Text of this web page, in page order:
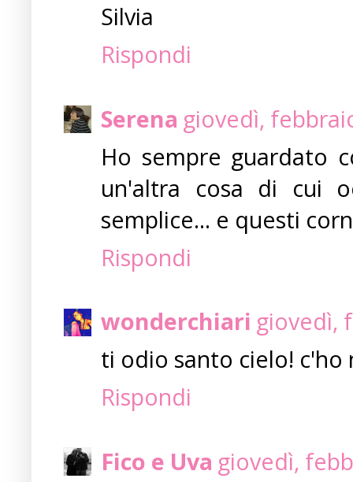
Silvia
Rispondi
Serena giovedì,
Ho sempre guardato
un'altra cosa di cui
semplice... e questi
Rispondi
wonderchiari giovedì,
ti odio santo cielo! c'ho
Rispondi
Fico e Uva giovedì,